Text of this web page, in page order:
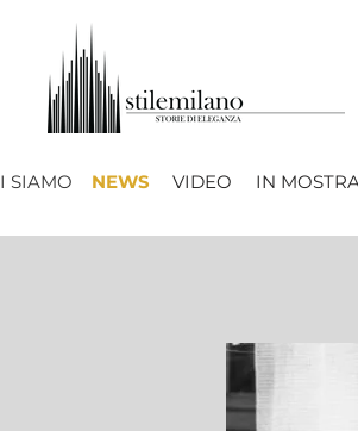
SIAMO NEWS VIDEO IN